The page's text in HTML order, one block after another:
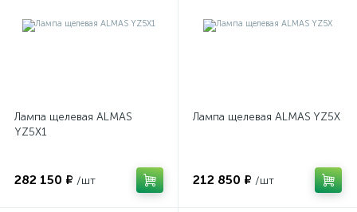
Лампа щелевая ALMAS
YZ5X1
282 150 ₽ /шт
Лампа щелевая ALMAS YZ5X
212 850 ₽ /шт